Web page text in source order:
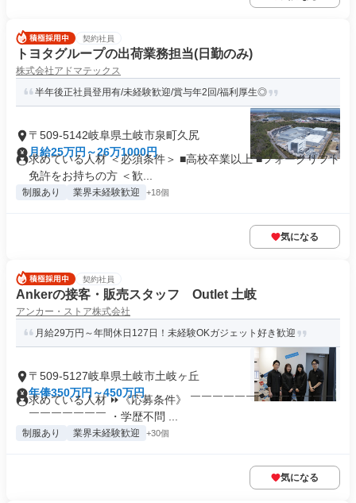
契約社員
トヨタグループの出荷業務担当(日勤のみ)
株式会社アドマテックス
半年後正社員登用有/未経験歓迎/賞与年2回/福利厚生◎
〒509-5142岐阜県土岐市泉町久尻
月給25万円～26万1000円
求めている人材 ＜必須条件＞ ■高校卒業以上 ■フォークリフト
免許をお持ちの方 ＜歓...
制服あり 業界未経験歓迎 +18個
気になる
契約社員
Ankerの接客・販売スタッフ Outlet 土岐
アンカー・ストア株式会社
月給29万円～年間休日127日！未経験OKガジェット好き歓迎
〒509-5127岐阜県土岐市土岐ヶ丘
年俸350万円～450万円
求めている人材 ⏩《応募条件》 ￣￣￣￣￣￣￣￣￣￣￣￣￣
￣￣￣￣￣￣￣ ・学歴不問 ...
制服あり 業界未経験歓迎 +30個
気になる